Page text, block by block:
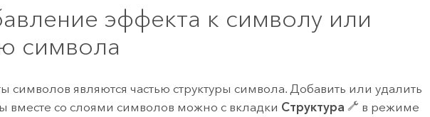
эффекта к символу или
символа
символов являются частью структуры символа. Добавить или удалить
вместе со слоями символов можно с вкладки Структура
в режиме